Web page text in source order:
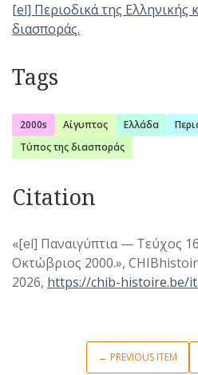
[el] Περιοδικά της Ελληνικής
διασποράς.
Tags
2000s Αίγυπτος Ελλάδα
Τύπος της διασποράς
Citation
«[el] Παναιγύπτια — Τεύχος
Οκτώβριος 2000.»,
2026, https://chib-histoire.be/
← PREVIOUS ITEM